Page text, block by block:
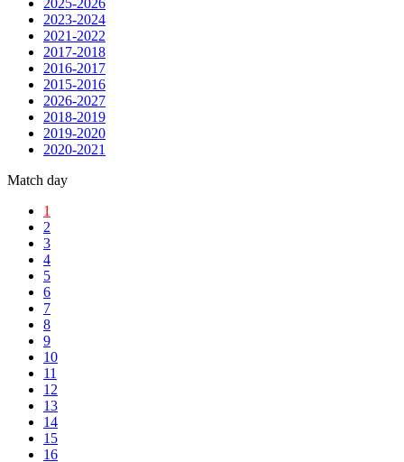
2023-2024
2021-2022
2017-2018
2016-2017
2015-2016
2026-2027
2018-2019
2019-2020
2020-2021
Match day
1
2
3
4
5
6
7
8
9
10
11
12
13
14
15
16